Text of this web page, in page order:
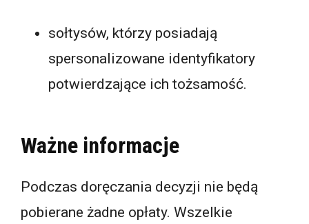
sołtysów, którzy posiadają
spersonalizowane identyfikatory
potwierdzające ich tożsamość.
Ważne informacje
Podczas doręczania decyzji nie będą
pobierane żadne opłaty. Wszelkie